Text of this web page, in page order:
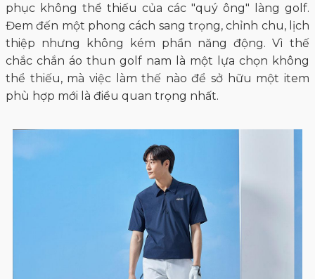
phục không thể thiếu của các "quý ông" làng golf.
Đem đến một phong cách sang trọng, chỉnh chu, lịch
thiệp nhưng không kém phần năng động. Vì thế
chắc chắn áo thun golf nam là một lựa chọn không
thể thiếu, mà việc làm thế nào để sở hữu một item
phù hợp mới là điều quan trọng nhất.